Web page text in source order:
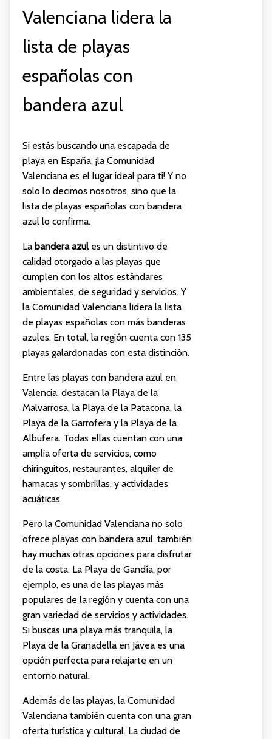
Valenciana lidera la
lista de playas
españolas con
bandera azul
Si estás buscando una escapada de
playa en España, ¡la Comunidad
Valenciana es el lugar ideal para ti! Y no
solo lo decimos nosotros, sino que la
lista de playas españolas con bandera
azul lo confirma.
La bandera azules un distintivo de
calidad otorgado a las playas que
cumplen con los altos estándares
ambientales, de seguridad y servicios. Y
la Comunidad Valenciana lidera la lista
de playas españolas con más banderas
azules. En total, la región cuenta con 135
playas galardonadas con esta distinción.
Entre las playas con bandera azul en
Valencia, destacan la Playa de la
Malvarrosa, la Playa de la Patacona, la
Playa de la Garrofera y la Playa de la
Albufera. Todas ellas cuentan con una
amplia oferta de servicios, como
chiringuitos, restaurantes, alquiler de
hamacas y sombrillas, y actividades
acuáticas.
Pero la Comunidad Valenciana no solo
ofrece playas con bandera azul, también
hay muchas otras opciones para disfrutar
de la costa. La Playa de Gandía, por
ejemplo, es una de las playas más
populares de la región y cuenta con una
gran variedad de servicios y actividades.
Si buscas una playa más tranquila, la
Playa de la Granadella en Jávea es una
opción perfecta para relajarte en un
entorno natural.
Además de las playas, la Comunidad
Valenciana también cuenta con una gran
oferta turística y cultural. La ciudad de